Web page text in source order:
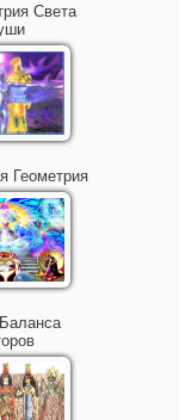
Света
Геометрия